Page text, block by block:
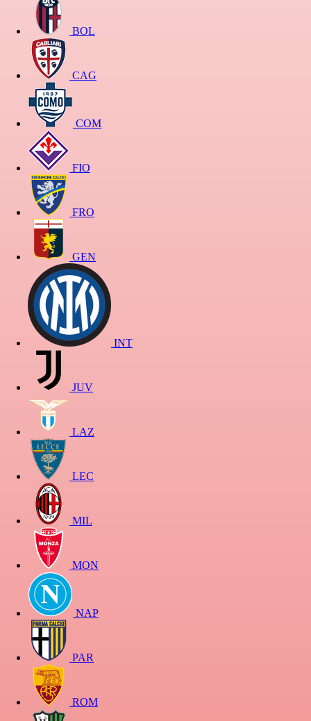
BOL
CAG
COM
FIO
FRO
GEN
INT
JUV
LAZ
LEC
MIL
MON
NAP
PAR
ROM